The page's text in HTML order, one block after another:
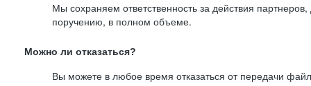
Мы сохраняем ответственность за действия
поручению, в полном объеме.
Можно ли отказаться?
Вы можете в любое время отказаться от передачи